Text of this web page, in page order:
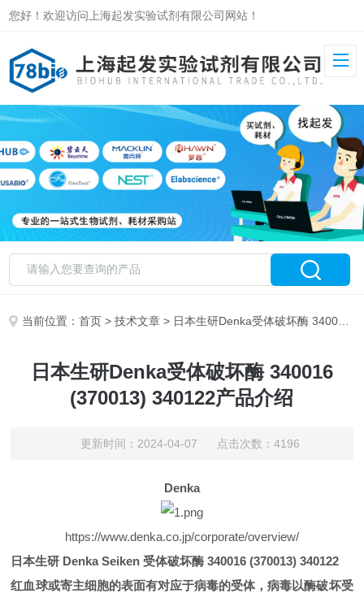
您好！欢迎访问上海起发实验试剂有限公司网站！
当前位置：首页 >技术文章 > 日本生研Denka受体破坏酶 340016 (370013) 340122产品介绍
日本生研Denka受体破坏酶 340016
(370013) 340122产品介绍
更新时间：2024-04-07 点击次数：4196
Denka
https://www.denka.co.jp/corporate/overview/
日本生研 Denka Seiken 受体破坏酶 340016 (370013) 340122
红血球或寄主细胞的表面有对应于病毒的受体，病毒以酶破坏受